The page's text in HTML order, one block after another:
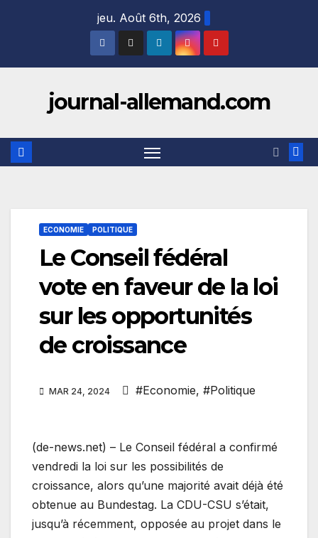
jeu. Août 6th, 2026
journal-allemand.com
ECONOMIE POLITIQUE
Le Conseil fédéral
vote en faveur de la loi
sur les opportunités
de croissance
MAR 24, 2024 #Economie, #Politique
(de-news.net) – Le Conseil fédéral a confirmé
vendredi la loi sur les possibilités de
croissance, alors qu’une majorité avait déjà été
obtenue au Bundestag. La CDU-CSU s’était,
jusqu’à récemment, opposée au projet dans le